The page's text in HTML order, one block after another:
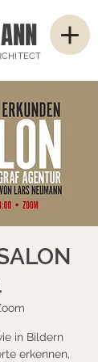
in Bildern
erkennen,